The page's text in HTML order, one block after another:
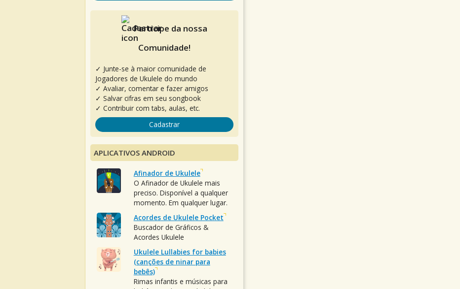
Participe da nossa
Comunidade!
✓ Junte-se à maior comunidade de
Jogadores de Ukulele do mundo
✓ Avaliar, comentar e fazer amigos
✓ Salvar cifras em seu songbook
✓ Contribuir com tabs, aulas, etc.
Cadastrar
APLICATIVOS ANDROID
Afinador de Ukulele
O Afinador de Ukulele mais
preciso. Disponível a qualquer
momento. Em qualquer lugar.
Acordes de Ukulele Pocket
Buscador de Gráficos &
Acordes Ukulele
Ukulele Lullabies for babies
(canções de ninar para
bebês)
Rimas infantis e músicas para